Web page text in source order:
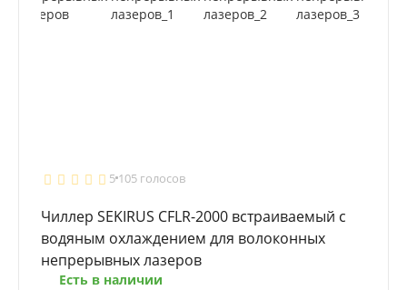
5 105 голосов
Чиллер SEKIRUS CFLR-2000 встраиваемый с
водяным охлаждением для волоконных
непрерывных лазеров
Есть в наличии